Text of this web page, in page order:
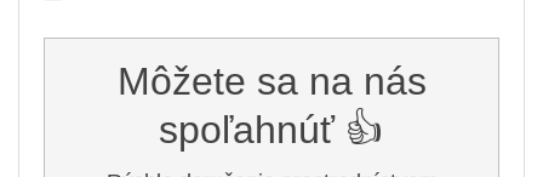
Môžete sa na nás
spoľahnúť 👍